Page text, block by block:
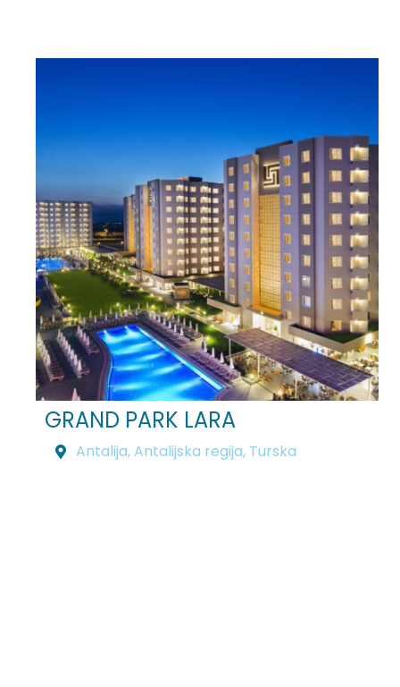
GRAND PARK LARA
Antalija,Antalijska regija, Turska